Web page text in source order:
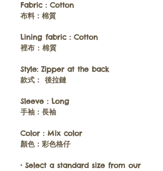
Fabric : Cotton
布料： 棉質
Lining fabric : Cotton
裡布 : 棉質
Style: Zipper at the back
款式 ： 後拉鏈
Sleeve : Long
手袖 ：長袖
Color : Mix color
顏色：彩色格仔
• Select a standard size from our